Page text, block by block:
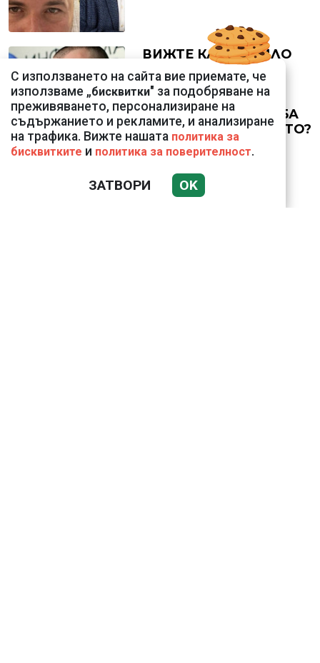
ВИЖТЕ КАК ИВАЙЛО
ФИЛИПОВ
КОНТРОЛИРА
ДИГИТАЛНАТА
ДЪРЖАВА ЗАД ГЪРБА
НА ПРАВИТЕЛСТВОТО?
(РАЗСЛЕДВАНЕ)
С използването на сайта вие приемате, че
използваме „бисквитки" за подобряване на
преживяването, персонализиране на
съдържанието и рекламите, и анализиране
на трафика. Вижте нашата политика за
бисквитките и политика за поверителност.
ЗАТВОРИ OK